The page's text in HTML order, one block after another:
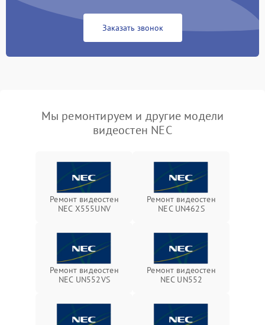
Заказать звонок
Мы ремонтируем и другие модели
видеостен NEC
Ремонт видеостен
NEC X555UNV
Ремонт видеостен
NEC UN462S
Ремонт видеостен
NEC UN552VS
Ремонт видеостен
NEC UN552